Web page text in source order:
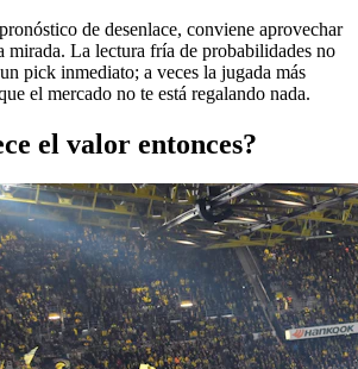
de desenlace, conviene aprovechar
mirada. La lectura fría de probabilidades no
pick inmediato; a veces la jugada más
el mercado no te está regalando nada.
el valor entonces?